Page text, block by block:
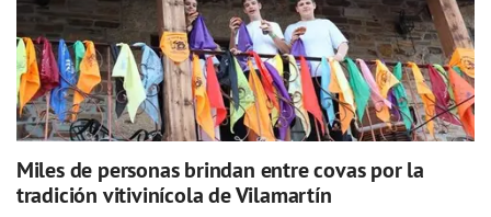
Miles de personas brindan entre covas por la
tradición vitivinícola de Vilamartín